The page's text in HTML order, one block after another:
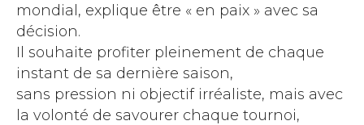
mondial, explique être « en paix » avec sa
décision.
Il souhaite profiter pleinement de chaque
instant de sa dernière saison,
sans pression ni objectif irréaliste, mais avec
la volonté de savourer chaque tournoi,